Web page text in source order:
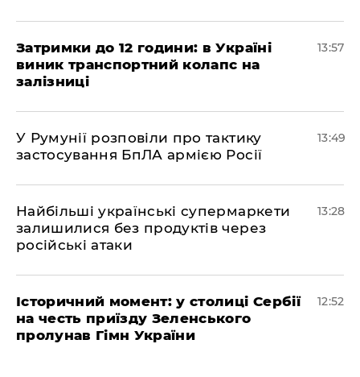
Затримки до 12 години: в Україні
виник транспортний колапс на
залізниці
13:57
У Румунії розповіли про тактику
застосування БпЛА армією Росії
13:49
Найбільші українські супермаркети
залишилися без продуктів через
російські атаки
13:28
Історичний момент: у столиці Сербії
на честь приїзду Зеленського
пролунав Гімн України
12:52